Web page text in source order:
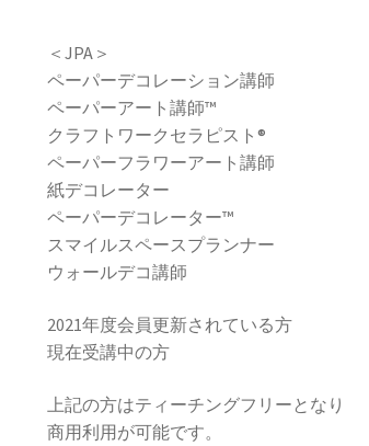
＜JPA＞
ペーパーデコレーション講師
ペーパーアート講師™
クラフトワークセラピスト®
ペーパーフラワーアート講師
紙デコレーター
ペーパーデコレーター™
スマイルスペースプランナー
ウォールデコ講師
2021年度会員更新されている方
現在受講中の方
上記の方はティーチングフリーとなり
商用利用が可能です。